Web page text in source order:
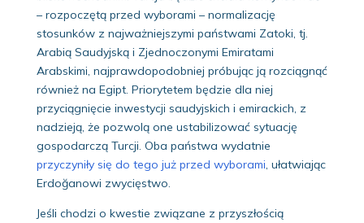
– rozpoczętą przed wyborami – normalizację
stosunków z najważniejszymi państwami Zatoki, tj.
Arabią Saudyjską i Zjednoczonymi Emiratami
Arabskimi, najprawdopodobniej próbując ją rozciągnąć
również na Egipt. Priorytetem będzie dla niej
przyciągnięcie inwestycji saudyjskich i emirackich, z
nadzieją, że pozwolą one ustabilizować sytuację
gospodarczą Turcji. Oba państwa wydatnie
przyczyniły się do tego już przed wyborami, ułatwiając
Erdoğanowi zwycięstwo.
Jeśli chodzi o kwestie związane z przyszłością